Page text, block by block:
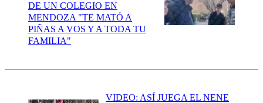
DE UN COLEGIO EN
MENDOZA "TE MATÓ A
PIÑAS A VOS Y A TODA TU
FAMILIA"
VIDEO: ASÍ JUEGA EL NENE